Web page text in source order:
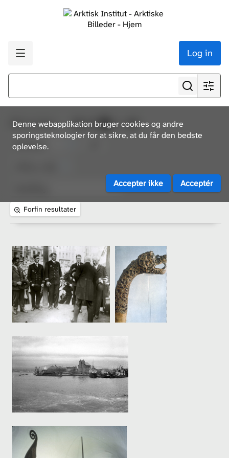
Log in
Denne webapplikation bruger cookies og andre
sporingsteknologier for at sikre, at du får den bedste
oplevelse.
35resultater
Forfin resultater